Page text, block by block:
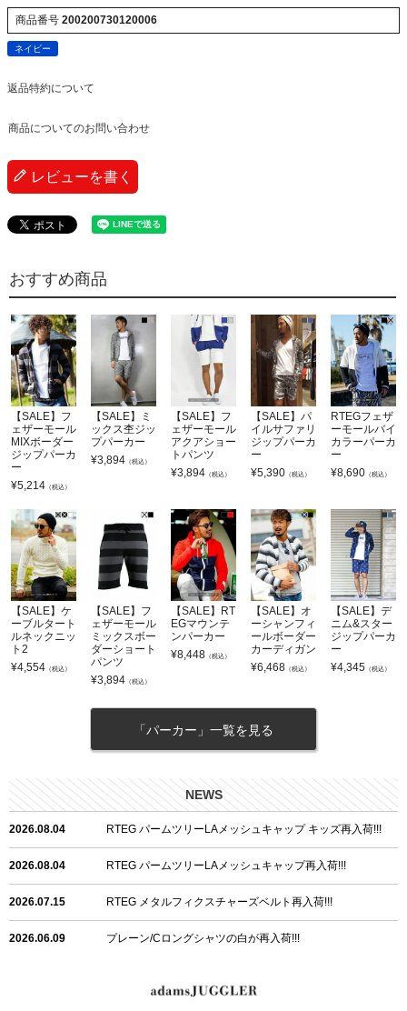
商品番号 200200730120006
ネイビー
返品特約について
商品についてのお問い合わせ
レビューを書く
おすすめ商品
【SALE】フ
ェザーモール
MIXボーダー
ジップパーカ
ー
¥5,214 （税込）
【SALE】ミ
ックス杢ジッ
プパーカー
¥3,894 （税込）
【SALE】フ
ェザーモール
アクアショー
トパンツ
¥3,894 （税込）
【SALE】パ
イルサファリ
ジップパーカ
ー
¥5,390 （税込）
RTEGフェザ
ーモールバイ
カラーパーカ
ー
¥8,690 （税込）
【SALE】ケ
ーブルタート
ルネックニッ
ト2
¥4,554 （税込）
【SALE】フ
ェザーモール
ミックスボー
ダーショート
パンツ
¥3,894 （税込）
【SALE】RT
EGマウンテ
ンパーカー
¥8,448 （税込）
【SALE】オ
ーシャンフィ
ールボーダー
カーディガン
¥6,468 （税込）
【SALE】デ
ニム&スター
ジップパーカ
ー
¥4,345 （税込）
「パーカー」一覧を見る
NEWS
2026.08.04 RTEG パームツリーLAメッシュキャップ キッズ再入荷!!!
2026.08.04 RTEG パームツリーLAメッシュキャップ再入荷!!!
2026.07.15 RTEG メタルフィクスチャーズベルト再入荷!!!
2026.06.09 プレーン/Cロングシャツの白が再入荷!!!